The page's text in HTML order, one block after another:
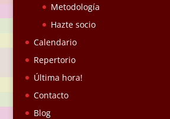
Metodología
Hazte socio
Calendario
Repertorio
Última hora!
Contacto
Blog